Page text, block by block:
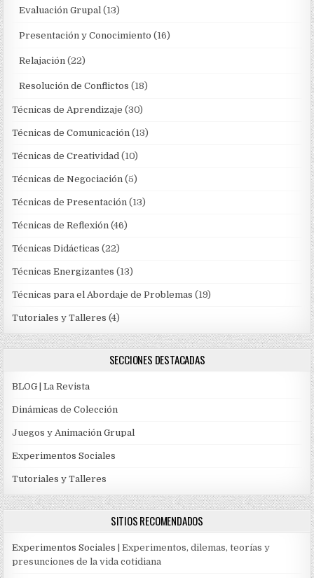
Evaluación Grupal (13)
Presentación y Conocimiento (16)
Relajación (22)
Resolución de Conflictos (18)
Técnicas de Aprendizaje (30)
Técnicas de Comunicación (13)
Técnicas de Creatividad (10)
Técnicas de Negociación (5)
Técnicas de Presentación (13)
Técnicas de Reflexión (46)
Técnicas Didácticas (22)
Técnicas Energizantes (13)
Técnicas para el Abordaje de Problemas (19)
Tutoriales y Talleres (4)
SECCIONES DESTACADAS
BLOG | La Revista
Dinámicas de Colección
Juegos y Animación Grupal
Experimentos Sociales
Tutoriales y Talleres
SITIOS RECOMENDADOS
Experimentos Sociales | Experimentos, dilemas, teorías y
presunciones de la vida cotidiana